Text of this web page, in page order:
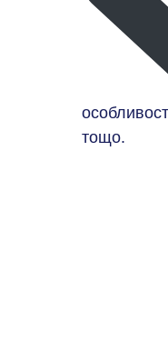
тощо.